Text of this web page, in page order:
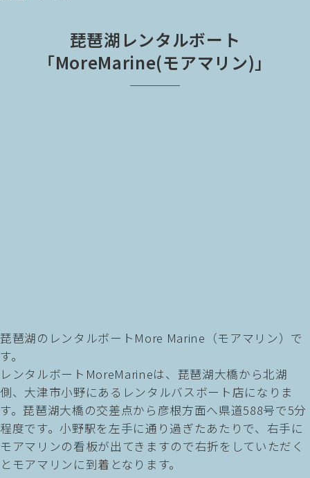
琵琶湖レンタルボート
「MoreMarine(モアマリン)」
琵琶湖のレンタルボートMore Marine（モアマリン）で
す。
レンタルボートMoreMarineは、琵琶湖大橋から北湖
側、大津市小野にあるレンタルバスボート店になりま
す。琵琶湖大橋の交差点から彦根方面へ県道588号で5分
程度です。小野駅を左手に通り過ぎたあたりで、右手に
モアマリンの看板が出てきますので右折をしていただく
とモアマリンに到着となります。